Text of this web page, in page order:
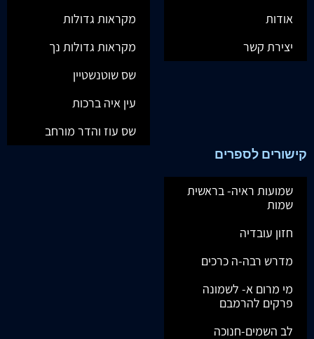
אודות
יצירת קשר
מקראות גדולות
מקראות גדולות נך
שס שוטנשטיין
עין איה ברכות
שס עוז והדר מורחב
קישורים לספרים
שמועות ראיה- בראשית
שמות
חזון עובדיה
מדרש רבה-ה כרכים
מי מרום א- לשמונה
פרקים להרמבם
לב השמים-חנוכה